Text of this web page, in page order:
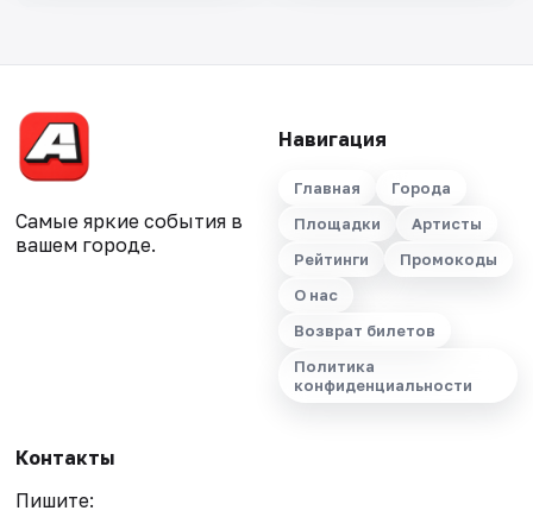
Самые яркие события в
вашем городе.
Навигация
Главная
Города
Площадки
Артисты
Рейтинги
Промокоды
О нас
Возврат билетов
Политика
конфиденциальности
Контакты
Пишите: